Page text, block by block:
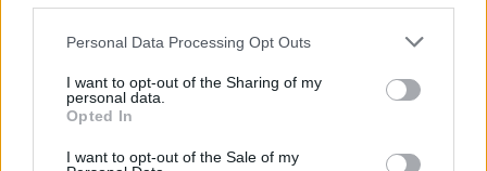
Please note that this website/app uses one or more Google
not limited to your visit or usage behaviour. You may click to
grant or deny consent to Google and its third-party tags to
use your data for below specified purposes in below Google
consent section.
Personal Data Processing Opt Outs
I want to opt-out of the Sharing of my
personal data.
Opted In
I want to opt-out of the Sale of my
Α1 ΓΥΝΑΙΚΩΝ 31/07/2017
Αισιοδοξία στον Πανναξιακό